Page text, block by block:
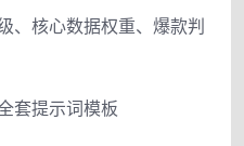
、核心数据权重、爆款判
套提示词模板